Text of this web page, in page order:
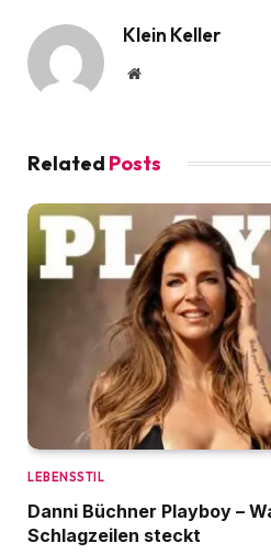
Klein Keller
Website
Related Posts
LEBENSSTIL
Danni Büchner Playboy –
Schlagzeilen steckt